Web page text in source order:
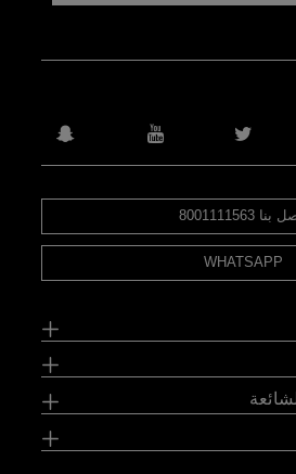
بنا 8001111563
WHATSAPP